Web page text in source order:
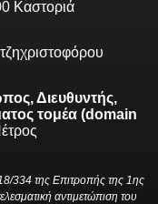
Καστοριά
Διευθυντής,
τομέα (domain
334 της Επιτροπής της 1ης
αντιμετώπιση του